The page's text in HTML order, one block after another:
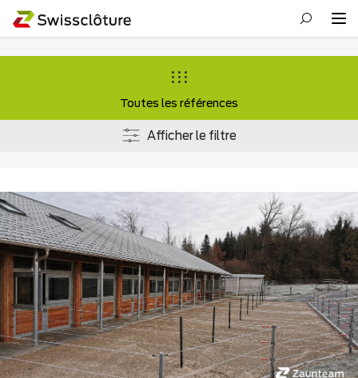
Toutes les références
Afficher le filtre